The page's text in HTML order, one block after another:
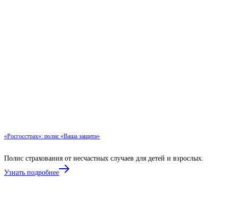
«Росгосстрах»: полис «Ваша защита»
Полис страхования от несчастных случаев для детей и взрослых.
Узнать подробнее